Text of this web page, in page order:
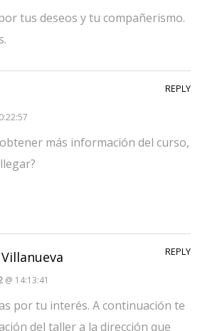
tus deseos y tu compañerismo.
más información del curso,
REPLY
@ 14:13:41
por tu interés. A continuación te
del taller a la dirección que
REPLY